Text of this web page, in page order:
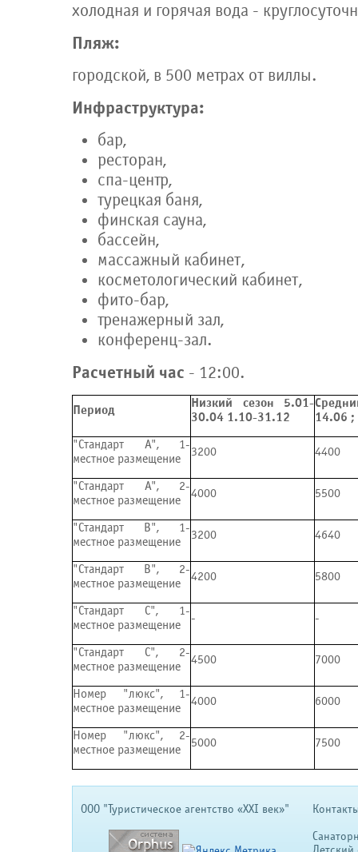
холодная и горячая вода -
Пляж:
городской, в 500 метрах от виллы.
Инфраструктура:
бар,
ресторан,
спа-центр,
турецкая баня,
финская сауна,
бассейн,
массажный кабинет,
косметологический кабинет,
фито-бар,
тренажерный зал,
конференц-зал.
Расчетный час - 12:00.
Период
Низкий сезон 5.01-
30.04 1.10-31.12
14.06
"Стандарт А", 1-
местное размещение
3200 4400
"Стандарт А", 2-
местное размещение
4000 5500
"Стандарт В", 1-
местное размещение
3200 4640
"Стандарт В", 2-
местное размещение
4200 5800
"Стандарт С", 1-
местное размещение
- -
"Стандарт С", 2-
местное размещение
4500 7000
Номер "люкс", 1-
местное размещение
4000 6000
Номер "люкс", 2-
местное размещение
5000 7500
OOO "Туристическое агентство «XXI век»"